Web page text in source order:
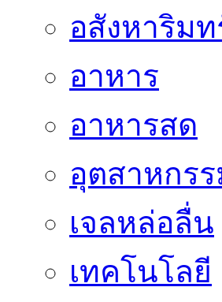
อสังหาริม
อาหาร
อาหารสด
อุตสาหกรร
เจลหล่อลื่น
เทคโนโลยี